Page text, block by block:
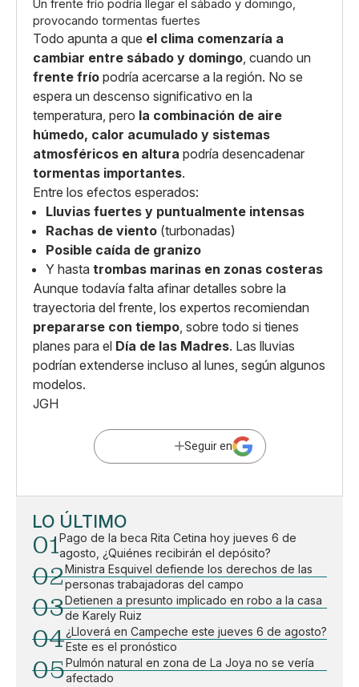
Un frente frío podría llegar el sábado y domingo,
provocando tormentas fuertes
Todo apunta a que el clima comenzaría a
cambiar entre sábado y domingo , cuando un
frente frío podría acercarse a la región. No se
espera un descenso significativo en la
temperatura, pero la combinación de aire
húmedo, calor acumulado y sistemas
atmosféricos en altura podría desencadenar
tormentas importantes.
Entre los efectos esperados:
Lluvias fuertes y puntualmente intensas
Rachas de viento (turbonadas)
Posible caída de granizo
Y hasta trombas marinas en zonas costeras
Aunque todavía falta afinar detalles sobre la
trayectoria del frente, los expertos recomiendan
prepararse con tiempo , sobre todo si tienes
planes para el Día de las Madres. Las lluvias
podrían extenderse incluso al lunes, según algunos
modelos.
JGH
Seguir en
LO ÚLTIMO
01Pago de la beca Rita Cetina hoy jueves 6 de
agosto, ¿Quiénes recibirán el depósito?
02Ministra Esquivel defiende los derechos de las
personas trabajadoras del campo
03Detienen a presunto implicado en robo a la casa
de Karely Ruiz
04¿Lloverá en Campeche este jueves 6 de agosto?
Este es el pronóstico
05Pulmón natural en zona de La Joya no se vería
afectado